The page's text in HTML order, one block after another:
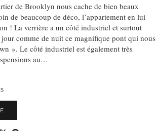
de Brooklyn nous cache de bien beaux
de beaucoup de déco, l’appartement en lui
! La verrière a un côté industriel et surtout
comme de nuit ce magnifique pont qui nous
». Le côté industriel est également très
au…